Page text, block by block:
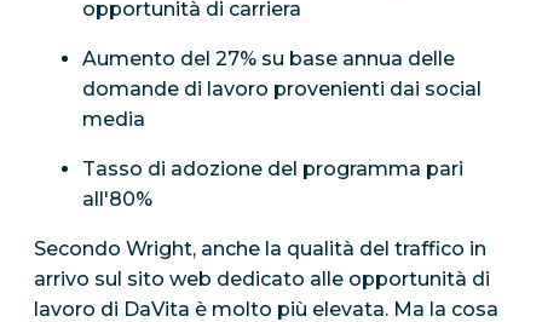
opportunità di carriera
Aumento del 27% su base annua delle
domande di lavoro provenienti dai social
media
Tasso di adozione del programma pari
all'80%
Secondo Wright, anche la qualità del traffico in
arrivo sul sito web dedicato alle opportunità di
lavoro di DaVita è molto più elevata. Ma la cosa